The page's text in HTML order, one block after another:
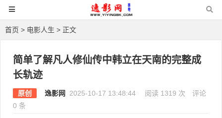
首页 > 电影人生 > 正文
简单了解凡人修仙传中韩立在天南的完整成
长轨迹
原创 逸影网 2025-10-17 13:48:44 阅读 1319 次
评论
0 条